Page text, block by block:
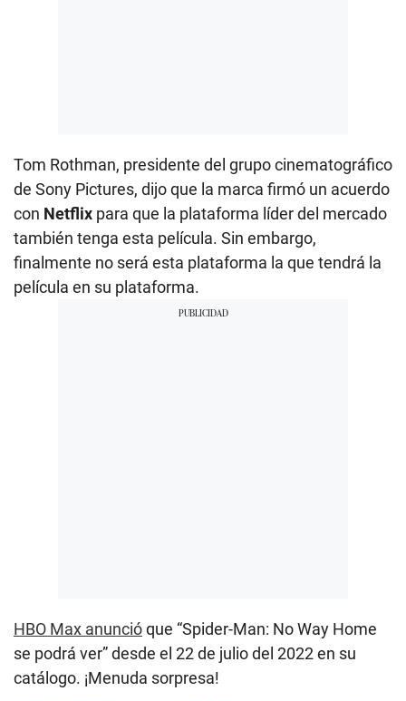
Tom Rothman, presidente del grupo cinematográfico
de Sony Pictures, dijo que la marca firmó un acuerdo
con Netflix para que la plataforma líder del mercado
también tenga esta película. Sin embargo,
finalmente no será esta plataforma la que tendrá la
película en su plataforma.
HBO Max anuncióque “Spider-Man: No Way Home
se podrá ver” desde el 22 de julio del 2022 en su
catálogo. ¡Menuda sorpresa!